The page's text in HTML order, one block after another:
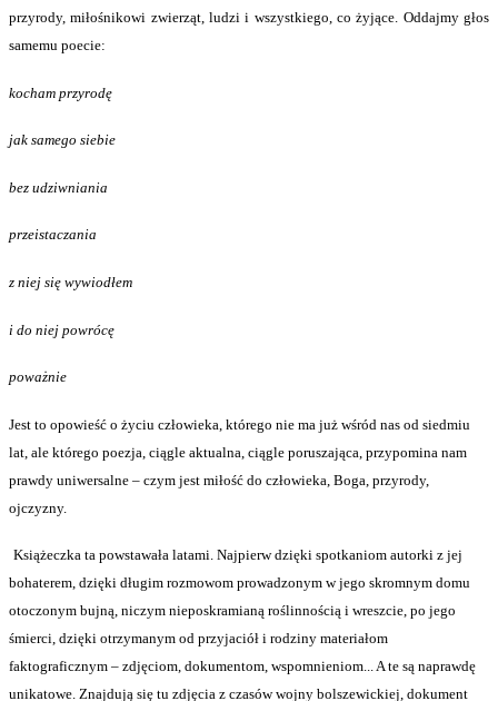
przyrody, miłośnikowi zwierząt, ludzi i wszystkiego, co żyjące. Oddajmy głos
samemu poecie:
kocham przyrodę
jak samego siebie
bez udziwniania
przeistaczania
z niej się wywiodłem
i do niej powrócę
poważnie
Jest to opowieść o życiu człowieka, którego nie ma już wśród nas od siedmiu
lat, ale którego poezja, ciągle aktualna, ciągle poruszająca, przypomina nam
prawdy uniwersalne – czym jest miłość do człowieka, Boga, przyrody,
ojczyzny.
Książeczka ta powstawała latami. Najpierw dzięki spotkaniom autorki z jej
bohaterem, dzięki długim rozmowom prowadzonym w jego skromnym domu
otoczonym bujną, niczym nieposkramianą roślinnością i wreszcie, po jego
śmierci, dzięki otrzymanym od przyjaciół i rodziny materiałom
faktograficznym – zdjęciom, dokumentom, wspomnieniom... A te są naprawdę
unikatowe. Znajdują się tu zdjęcia z czasów wojny bolszewickiej, dokument